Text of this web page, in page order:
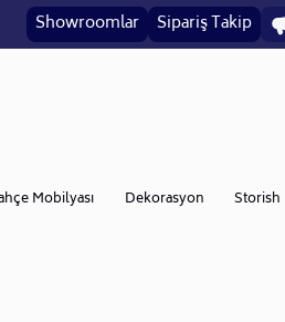
Showroomlar Sipariş Takip
Mobilyası Dekorasyon Storish